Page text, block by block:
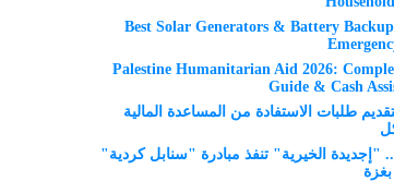
Best Solar Generators & Battery Backup
Palestine Humanitarian Aid 2026:
Guide & Cash
طلبات الاستفادة من المساعدة المالية
"إجديدة الخيرية" تنفذ مبادرة "سنابل كردية"